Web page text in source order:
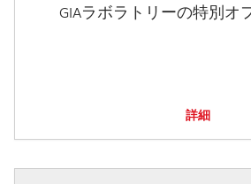
GIAラボラトリーの特別オ
詳細